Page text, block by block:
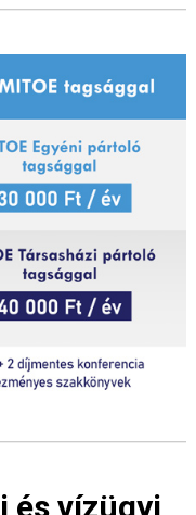
és vízügyi